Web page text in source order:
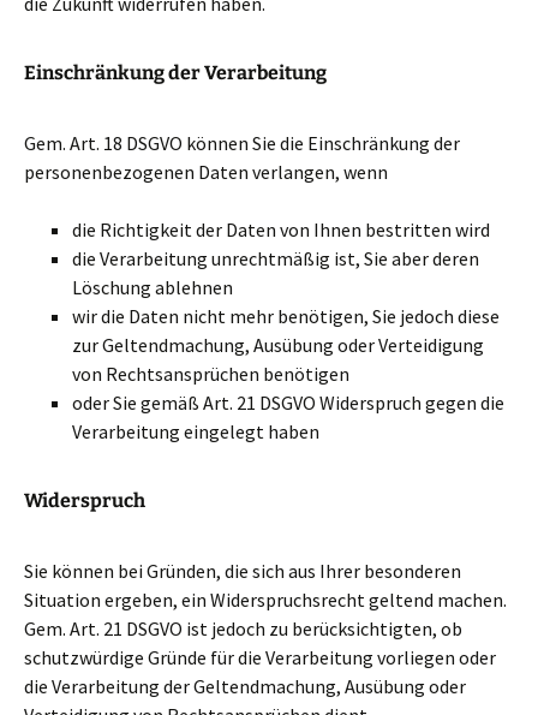
Einschränkung der Verarbeitung
Gem. Art. 18 DSGVO können Sie die Einschränkung der
personenbezogenen Daten verlangen, wenn
die Richtigkeit der Daten von Ihnen bestritten wird
die Verarbeitung unrechtmäßig ist, Sie aber deren
Löschung ablehnen
wir die Daten nicht mehr benötigen, Sie jedoch diese
zur Geltendmachung, Ausübung oder Verteidigung
von Rechtsansprüchen benötigen
oder Sie gemäß Art. 21 DSGVO Widerspruch gegen die
Verarbeitung eingelegt haben
Widerspruch
Sie können bei Gründen, die sich aus Ihrer besonderen
Situation ergeben, ein Widerspruchsrecht geltend machen.
Gem. Art. 21 DSGVO ist jedoch zu berücksichtigten, ob
schutzwürdige Gründe für die Verarbeitung vorliegen oder
die Verarbeitung der Geltendmachung, Ausübung oder